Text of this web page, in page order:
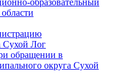
образовательный
Сухой Лог
обращении в
округа Сухой